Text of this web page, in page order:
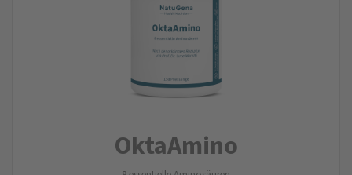
Okta­Amino